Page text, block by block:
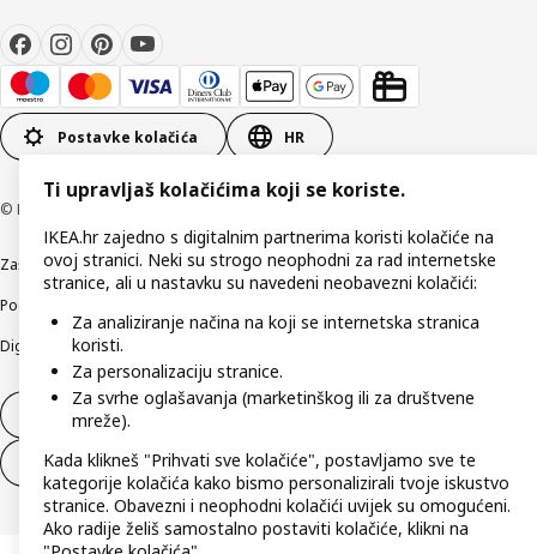
Postavke kolačića HR
© Inter IKEA Systems B.V 1999-2026
Zaštita privatnostiKako koristimo kolačiće (Cookies) Uvjeti poslovanja
Podaci o tvrtki IKEA Hrvatska
Digitalna pristupačnost
Jednostrani raskid ugovora
Jednostrani raskid ugovora za usluge
Ti upravljaš kolačićima koji se koriste.
IKEA.hr zajedno s digitalnim partnerima koristi kolačiće na
ovoj stranici. Neki su strogo neophodni za rad internetske
stranice, ali u nastavku su navedeni neobavezni kolačići:
Za analiziranje načina na koji se internetska stranica
koristi.
Za personalizaciju stranice.
Za svrhe oglašavanja (marketinškog ili za društvene
mreže).
Kada klikneš "Prihvati sve kolačiće", postavljamo sve te
kategorije kolačića kako bismo personalizirali tvoje iskustvo
stranice. Obavezni i neophodni kolačići uvijek su omogućeni.
Ako radije želiš samostalno postaviti kolačiće, klikni na